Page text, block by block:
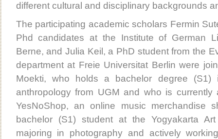
different cultural and disciplinary backgrounds
The participating academic scholars Fermin
Phd candidates at the Institute of German
Berne, and Julia Keil, a PhD student from the
department at Freie Universitat Berlin were
Moekti, who holds a bachelor degree (S1)
anthropology from UGM and who is currently
YesNoShop, an online music merchandise
bachelor (S1) student at the Yogyakarta
majoring in photography and actively